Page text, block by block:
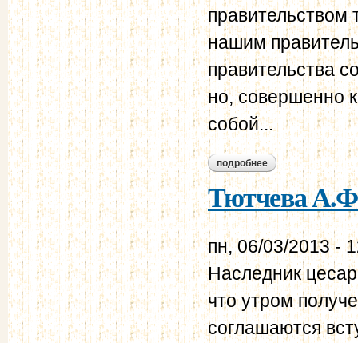
нашим
правительства
но, совершенно
собой...
подробнее о тютчева а.ф.
Тютчева
пн, 06/03/2013 -
Наследник
что утром
соглашаются